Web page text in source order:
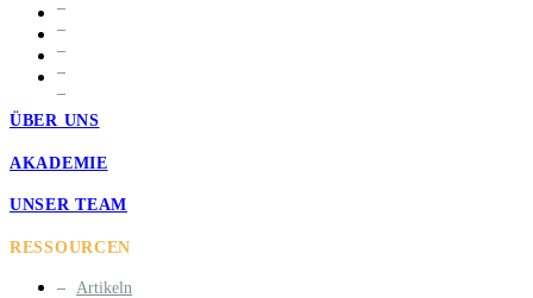
ÜBER UNS
AKADEMIE
UNSER TEAM
RESSOURCEN
Artikeln